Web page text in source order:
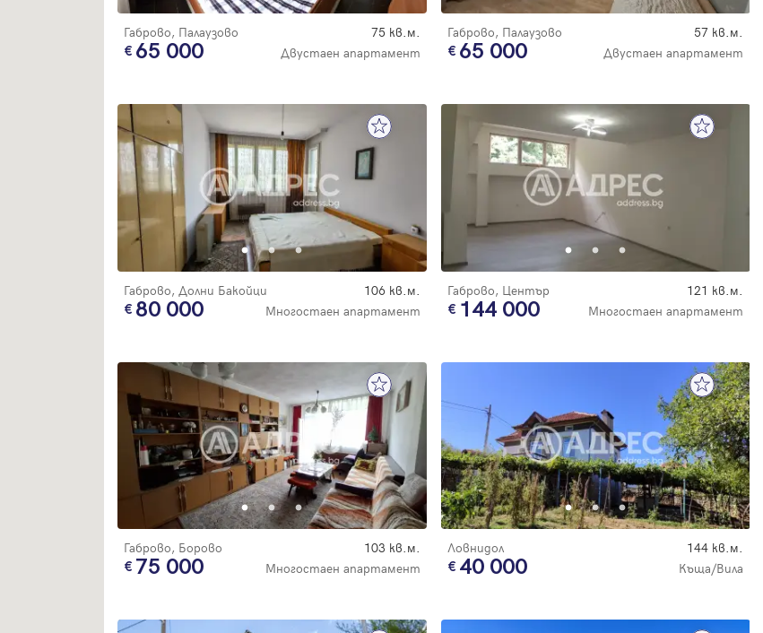
Габрово, Палаузово 75 кв.м.
65 000 Двустаен апартамент
Габрово, Палаузово 57 кв.м.
65 000 Двустаен апартамент
Габрово, Долни Бакойци 106 кв.м.
80 000 Многостаен апартамент
Габрово, Център 121 кв.м.
144 000 Многостаен апартамент
Габрово, Борово 103 кв.м.
75 000 Многостаен апартамент
Ловнидол 144 кв.м.
40 000 Къща/Вила